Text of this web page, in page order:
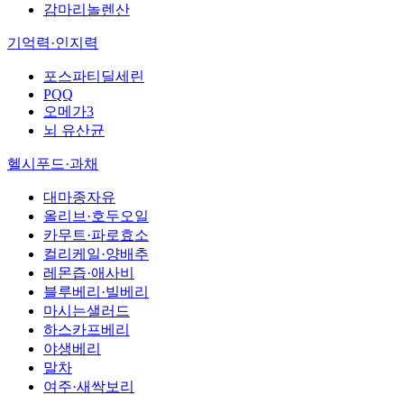
감마리놀렌산
기억력·인지력
포스파티딜세린
PQQ
오메가3
뇌 유산균
헬시푸드·과채
대마종자유
올리브·호두오일
카무트·파로효소
컬리케일·양배추
레몬즙·애사비
블루베리·빌베리
마시는샐러드
하스카프베리
야생베리
말차
여주·새싹보리